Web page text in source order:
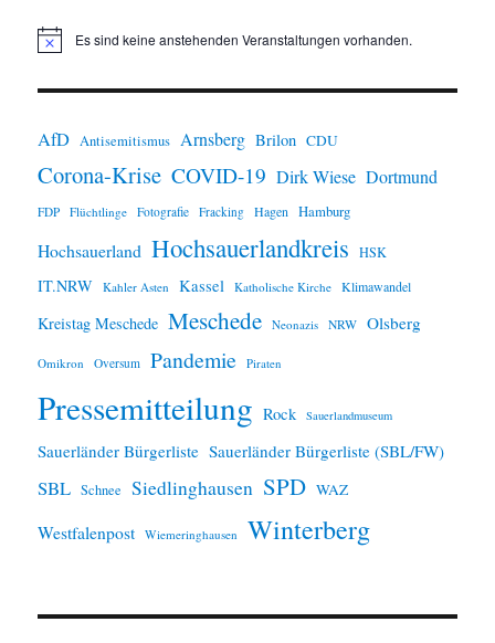
H
w
s
Es sind keine anstehenden Veranstaltungen vorhanden.
AfD Antisemitismus Arnsberg Brilon CDU
Corona-Krise COVID-19 Dirk Wiese Dortmund
FDP Flüchtlinge Fotografie Fracking Hagen Hamburg
Hochsauerland Hochsauerlandkreis HSK
IT.NRW Kahler Asten Kassel Katholische Kirche Klimawandel
Kreistag Meschede Meschede Neonazis NRW Olsberg
Omikron Oversum Pandemie Piraten
Pressemitteilung Rock Sauerlandmuseum
Sauerländer Bürgerliste Sauerländer Bürgerliste (SBL/FW)
SBL Schnee Siedlinghausen SPD WAZ
Westfalenpost Wiemeringhausen Winterberg